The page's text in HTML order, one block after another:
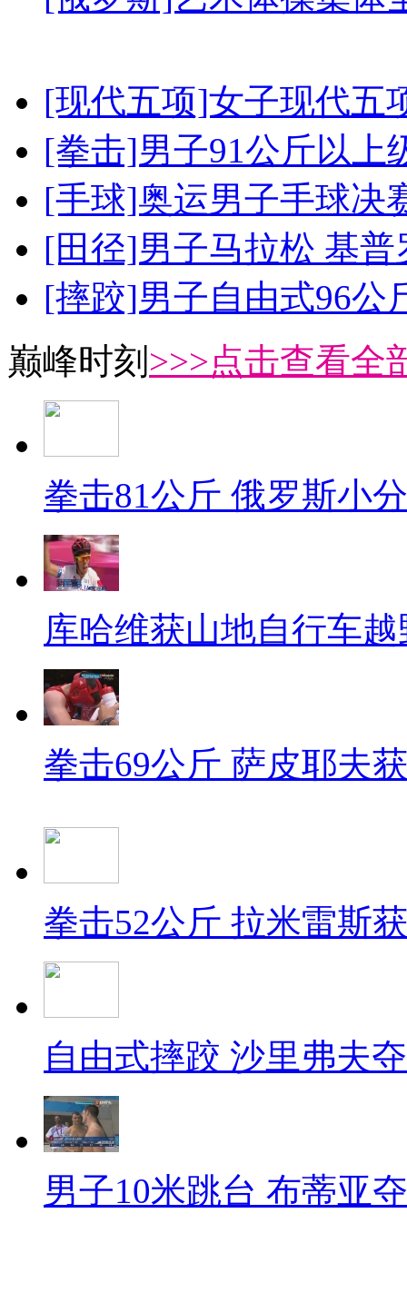
[现代五项]女子现代五
[拳击]男子91公斤以上
[手球]奥运男子手球决
[田径]男子马拉松 基
[摔跤]男子自由式96公
巅峰时刻 >>>点击查看全
拳击81公斤 俄罗斯小
库哈维获山地自行车
拳击69公斤 萨皮耶夫
拳击52公斤 拉米雷斯
自由式摔跤 沙里弗夫
男子10米跳台 布蒂亚